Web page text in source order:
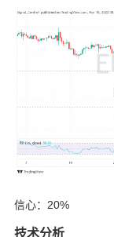
信心：20%
技术分析